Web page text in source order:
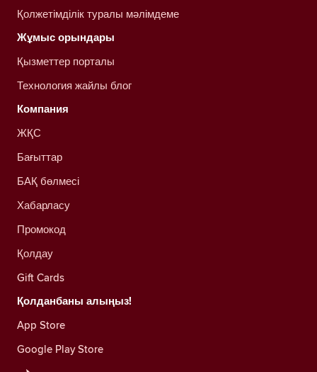
Қолжетімділік туралы мәлімдеме
Жұмыс орындары
Қызметтер порталы
Технология жайлы блог
Компания
ЖҚС
Бағыттар
БАҚ бөлмесі
Хабарласу
Промокод
Қолдау
Gift Cards
Қолданбаны алыңыз!
App Store
Google Play Store